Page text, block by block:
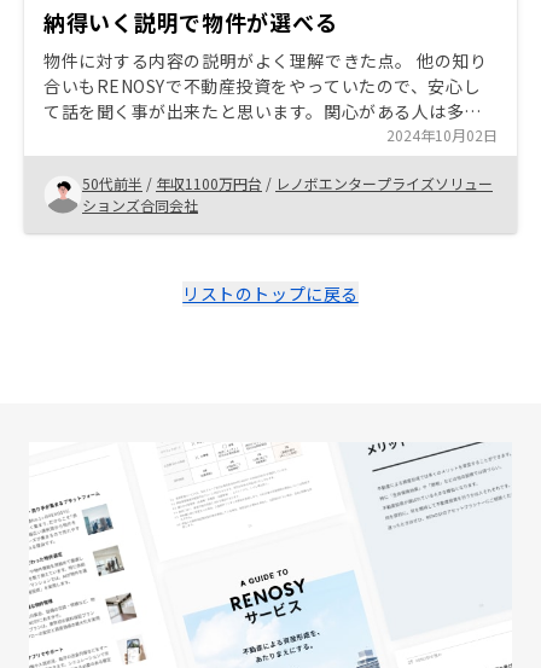
納得いく説明で物件が選べる
物件に対する内容の説明がよく理解できた点。 他の知り
合いもRENOSYで不動産投資をやっていたので、安心し
て話を聞く事が出来たと思います。関心がある人は多い
と思うので、他の人にもまずは話を聞く事の協力をした
いと思います。 もう少し手続きの簡素化と手続きに必要
な書類を入手し、面談する時間的な猶予があると良いで
す。
2024年10月02日
50代前半 / 年収1100万円台 / レノボエンタープライズソリュー
ションズ合同会社
リストのトップに戻る